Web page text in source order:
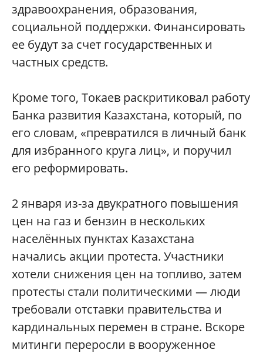
здравоохранения, образования,
социальной поддержки. Финансировать
ее будут за счет государственных и
частных средств.
Кроме того, Токаев раскритиковал работу
Банка развития Казахстана, который, по
его словам, «превратился в личный банк
для избранного круга лиц», и поручил
его реформировать.
2 января из-за двукратного повышения
цен на газ и бензин в нескольких
населённых пунктах Казахстана
начались акции протеста. Участники
хотели снижения цен на топливо, затем
протесты стали политическими — люди
требовали отставки правительства и
кардинальных перемен в стране. Вскоре
митинги переросли в вооруженное